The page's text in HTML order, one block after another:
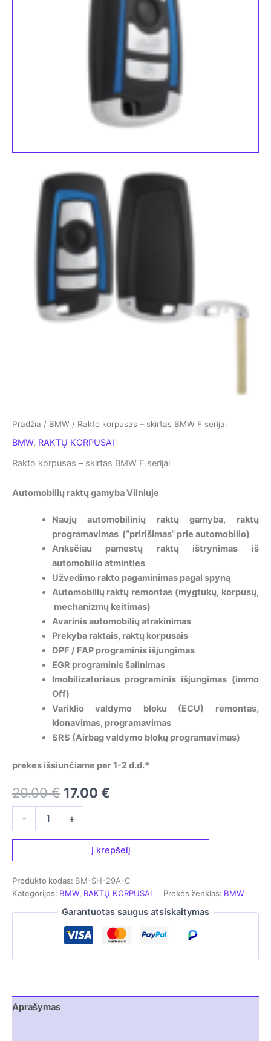
Pradžia / BMW / Rakto korpusas – skirtas BMW F serijai
BMW, RAKTŲ KORPUSAI
Rakto korpusas – skirtas BMW F serijai
Automobilių raktų gamyba Vilniuje
Naujų automobilinių raktų gamyba, raktų
programavimas (“pririšimas“ prie automobilio)
Anksčiau pamestų raktų ištrynimas iš
automobilio atminties
Užvedimo rakto pagaminimas pagal spyną
Automobilių raktų remontas (mygtukų, korpusų,
mechanizmų keitimas)
Avarinis automobilių atrakinimas
Prekyba raktais, raktų korpusais
DPF / FAP programinis išjungimas
EGR programinis šalinimas
Imobilizatoriaus programinis išjungimas (immo
Off)
Variklio valdymo bloku (ECU) remontas,
klonavimas, programavimas
SRS (Airbag valdymo blokų programavimas)
prekes išsiunčiame per 1-2 d.d.*
20.00€ Original
price
was:
20.00 €.
17.00 €
is:
17.00 €.
-
-
skirtas
BMW
F
+
Į krepšelį
Produkto kodas: BM-SH-29A-C
Kategorijos: BMW, RAKTŲ KORPUSAI Prekės ženklas: BMW
Garantuotas saugus atsiskaitymas
Aprašymas